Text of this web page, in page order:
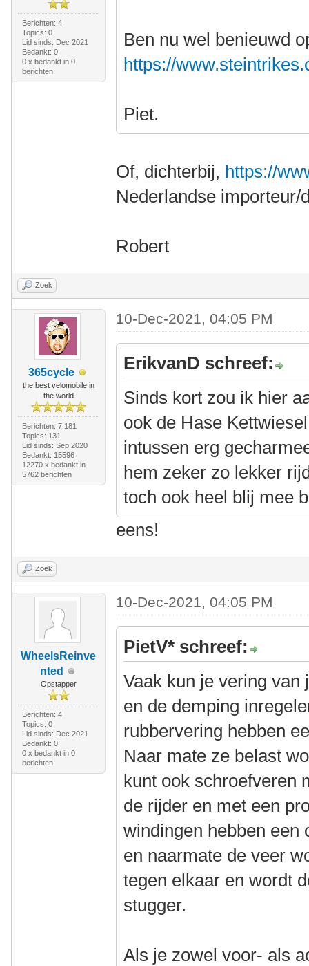
Berichten: 4
Topics: 0
Lid sinds: Dec 2021
Bedankt: 0
0 x bedankt in 0
berichten
Ben nu wel benieuwd
https://
Piet.
Of, dichterbij, https://
Nederlandse
Robert
Zoek
365cycle
the best velomobile in
the world
Berichten: 7.181
Topics: 131
Lid sinds: Sep 2020
Bedankt: 15596
12270 x bedankt in
5762 berichten
10-Dec-2021, 04:05 PM
ErikvanD schreef:
Sinds kort zou ik hier
ook de Hase
intussen erg
hem zeker zo lekker
toch ook heel blij mee
eens!
Zoek
WheelsReinve
nted
Opstapper
Berichten: 4
Topics: 0
Lid sinds: Dec 2021
Bedankt: 0
0 x bedankt in 0
berichten
10-Dec-2021, 04:05 PM
PietV* schreef:
Vaak kun je vering
en de demping
rubbervering hebben
Naar mate ze belast
kunt ook schroefveren
de rijder en met een
windingen hebben een
en naarmate de veer
tegen elkaar en wordt
stugger.
Als je zowel voor- als